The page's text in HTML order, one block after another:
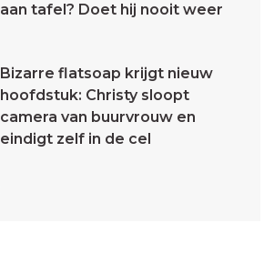
aan tafel? Doet hij nooit weer
Bizarre flatsoap krijgt nieuw
hoofdstuk: Christy sloopt
camera van buurvrouw en
eindigt zelf in de cel